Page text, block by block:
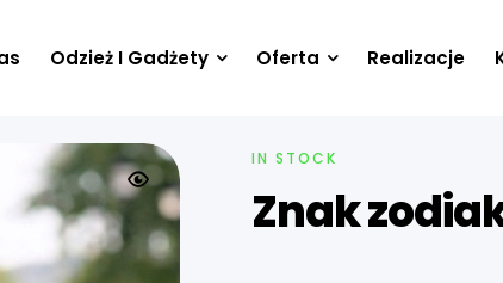
Odzież I Gadżety Oferta Realizacje
IN STOCK
Znak